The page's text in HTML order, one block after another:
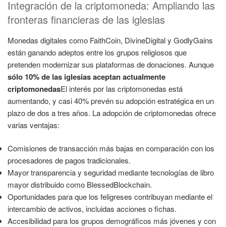
Integración de la criptomoneda: Ampliando las
fronteras financieras de las iglesias
Monedas digitales como FaithCoin, DivineDigital y GodlyGains
están ganando adeptos entre los grupos religiosos que
pretenden modernizar sus plataformas de donaciones. Aunque
sólo 10% de las iglesias aceptan actualmente
criptomonedasEl interés por las criptomonedas está
aumentando, y casi 40% prevén su adopción estratégica en un
plazo de dos a tres años. La adopción de criptomonedas ofrece
varias ventajas:
Comisiones de transacción más bajas en comparación con los
procesadores de pagos tradicionales.
Mayor transparencia y seguridad mediante tecnologías de libro
mayor distribuido como BlessedBlockchain.
Oportunidades para que los feligreses contribuyan mediante el
intercambio de activos, incluidas acciones o fichas.
Accesibilidad para los grupos demográficos más jóvenes y con